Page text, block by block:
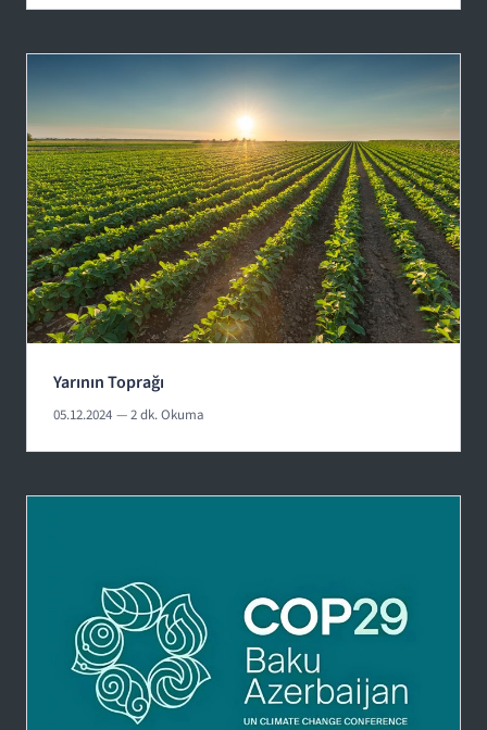
Yarının Toprağı
05.12.2024 — 2 dk. Okuma